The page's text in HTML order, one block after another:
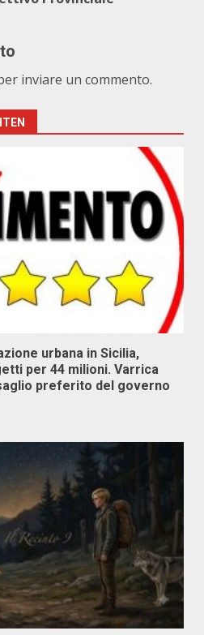
inviare un commento.
urbana in Sicilia,
per 44 milioni. Varrica
preferito del governo